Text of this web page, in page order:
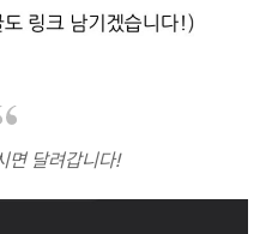
면 달려갑니다!